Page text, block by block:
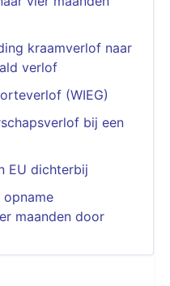
kraamverlof naar
verlof
(WIEG)
bij een
EU dichterbij
maanden door